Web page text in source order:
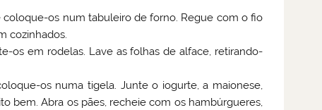
os num tabuleiro de forno. Regue com o fio
cozinhados.
os em rodelas. Lave as folhas de alface, retirando-
os numa tigela. Junte o iogurte, a maionese,
bem. Abra os pães, recheie com os hambúrgueres,